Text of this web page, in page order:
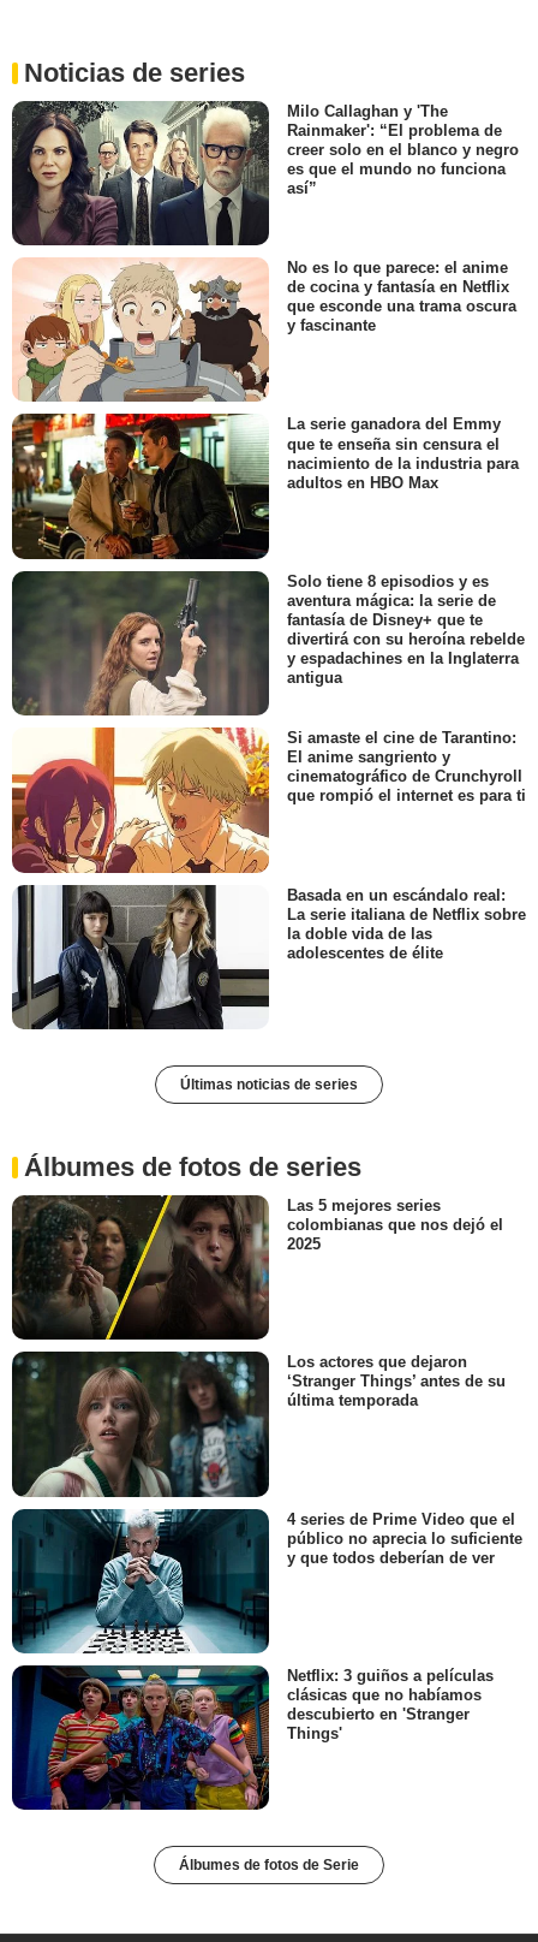
Noticias de series
Milo Callaghan y 'The
Rainmaker': “El problema de
creer solo en el blanco y negro
es que el mundo no funciona
así”
No es lo que parece: el anime
de cocina y fantasía en Netflix
que esconde una trama oscura
y fascinante
La serie ganadora del Emmy
que te enseña sin censura el
nacimiento de la industria para
adultos en HBO Max
Solo tiene 8 episodios y es
aventura mágica: la serie de
fantasía de Disney+ que te
divertirá con su heroína rebelde
y espadachines en la Inglaterra
antigua
Si amaste el cine de Tarantino:
El anime sangriento y
cinematográfico de Crunchyroll
que rompió el internet es para ti
Basada en un escándalo real:
La serie italiana de Netflix sobre
la doble vida de las
adolescentes de élite
Últimas noticias de series
Álbumes de fotos de series
Las 5 mejores series
colombianas que nos dejó el
2025
Los actores que dejaron
‘Stranger Things’ antes de su
última temporada
4 series de Prime Video que el
público no aprecia lo suficiente
y que todos deberían de ver
Netflix: 3 guiños a películas
clásicas que no habíamos
descubierto en 'Stranger
Things'
Álbumes de fotos de Serie